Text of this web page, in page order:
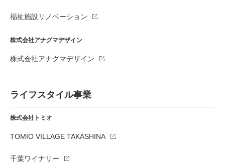
福祉施設リノベーション
株式会社アナグマデザイン
株式会社アナグマデザイン
ライフスタイル事業
株式会社トミオ
TOMIO VILLAGE TAKASHINA
千葉ワイナリー